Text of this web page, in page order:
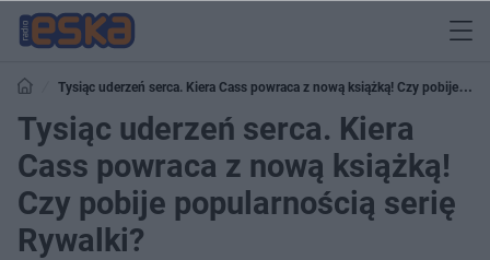
Tysiąc uderzeń serca. Kiera Cass powraca z nową książką! Czy pobije
popularnością serię Rywalki?
Tysiąc uderzeń serca. Kiera
Cass powraca z nową książką!
Czy pobije popularnością serię
Rywalki?